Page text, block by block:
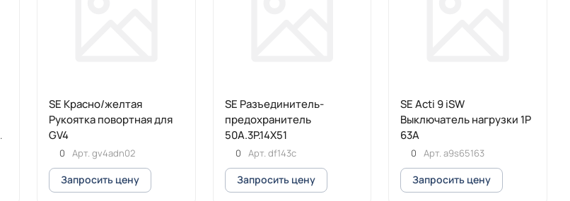
SE Красно/желтая
Рукоятка повортная для
GV4
0 Арт. gv4adn02
Запросить цену
SE Разъединитель-
предохранитель
50A.3P.14Х51
0 Арт. df143c
Запросить цену
SE Acti 9 iSW
Выключатель нагрузки 1P
63A
0 Арт.a9s65163
Запросить цену